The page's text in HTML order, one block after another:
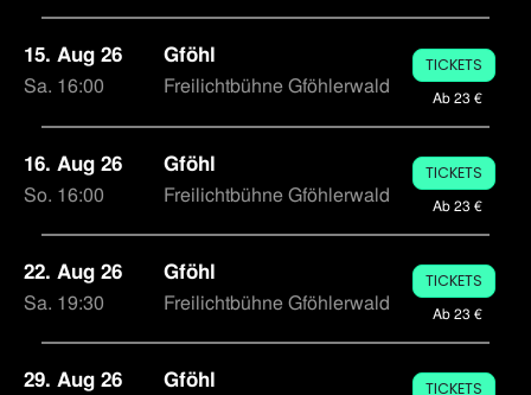
15. Aug 26
Sa. 16:00
Gföhl
Freilichtbühne Gföhlerwald
TICKETS
Ab 23 €
16. Aug 26
So. 16:00
Gföhl
Freilichtbühne Gföhlerwald
TICKETS
Ab 23 €
22. Aug 26
Sa. 19:30
Gföhl
Freilichtbühne Gföhlerwald
TICKETS
Ab 23 €
29. Aug 26 Gföhl
TICKETS